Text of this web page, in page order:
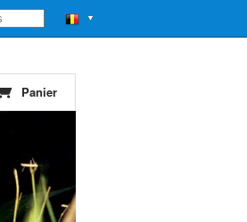
▼
Panier